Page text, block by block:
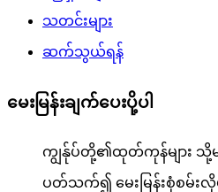
သတင်းများ
ဆက်သွယ်ရန်
မေးမြန်းချက်ပေးပို့ပါ
ကျွန်ုပ်တို့၏ထုတ်ကုန်များ သို့မ
ပတ်သက်၍ မေးမြန်းစုံစမ်း